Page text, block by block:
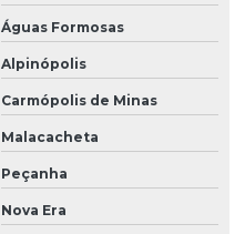
Águas Formosas
Alpinópolis
Carmópolis de Minas
Malacacheta
Peçanha
Nova Era